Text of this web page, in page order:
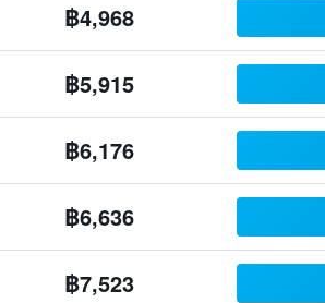
฿4,968
฿5,915
฿6,176
฿6,636
฿7,523